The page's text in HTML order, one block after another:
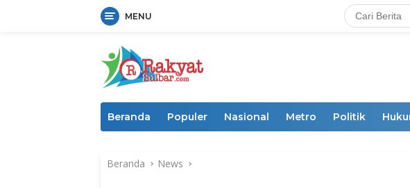
MENU
Beranda Populer Nasional Metro Politik
Beranda News